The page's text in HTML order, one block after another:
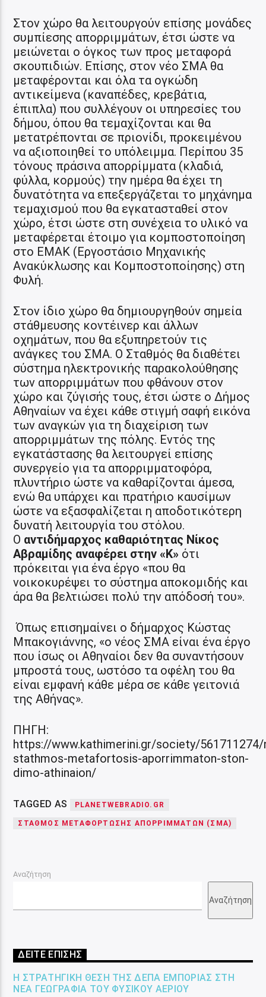
Στον χώρο θα λειτουργούν επίσης μονάδες
συμπίεσης απορριμμάτων, έτσι ώστε να
μειώνεται ο όγκος των προς μεταφορά
σκουπιδιών. Επίσης, στον νέο ΣΜΑ θα
μεταφέρονται και όλα τα ογκώδη
αντικείμενα (καναπέδες, κρεβάτια,
έπιπλα) που συλλέγουν οι υπηρεσίες του
δήμου, όπου θα τεμαχίζονται και θα
μετατρέπονται σε πριονίδι, προκειμένου
να αξιοποιηθεί το υπόλειμμα. Περίπου 35
τόνους πράσινα απορρίμματα (κλαδιά,
φύλλα, κορμούς) την ημέρα θα έχει τη
δυνατότητα να επεξεργάζεται το μηχάνημα
τεμαχισμού που θα εγκατασταθεί στον
χώρο, έτσι ώστε στη συνέχεια το υλικό να
μεταφέρεται έτοιμο για κομποστοποίηση
στο ΕΜΑΚ (Εργοστάσιο Μηχανικής
Ανακύκλωσης και Κομποστοποίησης) στη
Φυλή.
Στον ίδιο χώρο θα δημιουργηθούν σημεία
στάθμευσης κοντέινερ και άλλων
οχημάτων, που θα εξυπηρετούν τις
ανάγκες του ΣΜΑ. Ο Σταθμός θα διαθέτει
σύστημα ηλεκτρονικής παρακολούθησης
των απορριμμάτων που φθάνουν στον
χώρο και ζύγισής τους, έτσι ώστε ο Δήμος
Αθηναίων να έχει κάθε στιγμή σαφή εικόνα
των αναγκών για τη διαχείριση των
απορριμμάτων της πόλης. Εντός της
εγκατάστασης θα λειτουργεί επίσης
συνεργείο για τα απορριμματοφόρα,
πλυντήριο ώστε να καθαρίζονται άμεσα,
ενώ θα υπάρχει και πρατήριο καυσίμων
ώστε να εξασφαλίζεται η αποδοτικότερη
δυνατή λειτουργία του στόλου.
Ο αντιδήμαρχος καθαριότητας Νίκος
Αβραμίδης αναφέρει στην «Κ» ότι
πρόκειται για ένα έργο «που θα
νοικοκυρέψει το σύστημα αποκομιδής και
άρα θα βελτιώσει πολύ την απόδοσή του».
Όπως επισημαίνει ο δήμαρχος Κώστας
Μπακογιάννης, «ο νέος ΣΜΑ είναι ένα έργο
που ίσως οι Αθηναίοι δεν θα συναντήσουν
μπροστά τους, ωστόσο τα οφέλη του θα
είναι εμφανή κάθε μέρα σε κάθε γειτονιά
της Αθήνας».
ΠΗΓΗ:
https://www.kathimerini.gr/society/
stathmos-metafortosis-aporrimmaton-ston-
dimo-athinaion/
TAGGED AS PLANETWEBRADIO.GR
ΣΤΑΘΜΌΣ ΜΕΤΑΦΌΡΤΩΣΗΣ ΑΠΟΡΡΙΜΜΆΤΩΝ (ΣΜΑ)
Αναζήτηση
Αναζήτηση
ΔΕΙΤΕ ΕΠΙΣΗΣ
Η ΣΤΡΑΤΗΓΙΚΉ ΘΈΣΗ ΤΗΣ ΔΕΠΑ ΕΜΠΟΡΊΑΣ ΣΤΗ
ΝΈΑ ΓΕΩΓΡΑΦΊΑ ΤΟΥ ΦΥΣΙΚΟΎ ΑΕΡΊΟΥ